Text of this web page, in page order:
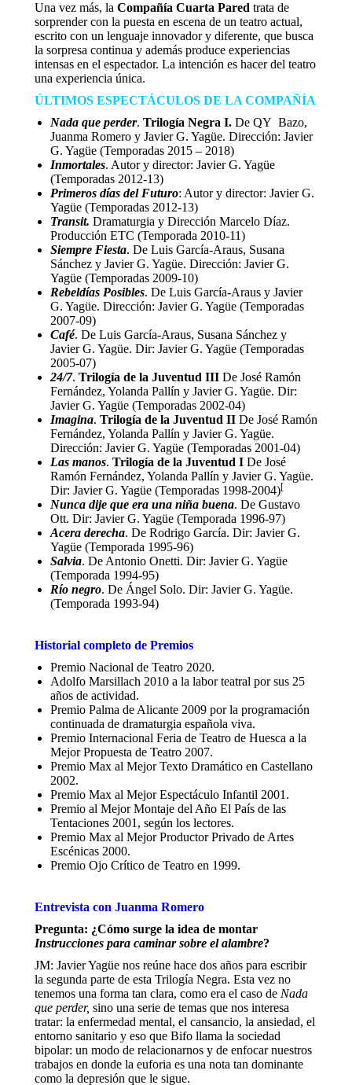
Una vez más, la Compañía Cuarta Pared trata de
sorprender con la puesta en escena de un teatro actual,
escrito con un lenguaje innovador y diferente, que busca
la sorpresa continua y además produce experiencias
intensas en el espectador. La intención es hacer del teatro
una experiencia única.
ÚLTIMOS ESPECTÁCULOS DE LA COMPAÑÍA
Nada que perder. Trilogía Negra I. De QY Bazo,
Juanma Romero y Javier G. Yagüe. Dirección: Javier
G. Yagüe (Temporadas 2015 – 2018)
Inmortales. Autor y director: Javier G. Yagüe
(Temporadas 2012-13)
Primeros días del Futuro: Autor y director: Javier G.
Yagüe (Temporadas 2012-13)
Transit. Dramaturgia y Dirección Marcelo Díaz.
Producción ETC (Temporada 2010-11)
Siempre Fiesta. De Luis García-Araus, Susana
Sánchez y Javier G. Yagüe. Dirección: Javier G.
Yagüe (Temporadas 2009-10)
Rebeldías Posibles. De Luis García-Araus y Javier
G. Yagüe. Dirección: Javier G. Yagüe (Temporadas
2007-09)
Café. De Luis García-Araus, Susana Sánchez y
Javier G. Yagüe. Dir: Javier G. Yagüe (Temporadas
2005-07)
24/7. Trilogía de la Juventud III De José Ramón
Fernández, Yolanda Pallín y Javier G. Yagüe. Dir:
Javier G. Yagüe (Temporadas 2002-04)
Imagina. Trilogía de la Juventud II De José Ramón
Fernández, Yolanda Pallín y Javier G. Yagüe.
Dirección: Javier G. Yagüe (Temporadas 2001-04)
Las manos. Trilogía de la Juventud I De José
Ramón Fernández, Yolanda Pallín y Javier G. Yagüe.
Dir: Javier G. Yagüe (Temporadas 1998-2004)[
Nunca dije que era una niña buena. De Gustavo
Ott. Dir: Javier G. Yagüe (Temporada 1996-97)
Acera derecha. De Rodrigo García. Dir: Javier G.
Yagüe (Temporada 1995-96)
Salvia. De Antonio Onetti. Dir: Javier G. Yagüe
(Temporada 1994-95)
Río negro. De Ángel Solo. Dir: Javier G. Yagüe.
(Temporada 1993-94)
Historial completo de Premios
Premio Nacional de Teatro 2020.
Adolfo Marsillach 2010 a la labor teatral por sus 25
años de actividad.
Premio Palma de Alicante 2009 por la programación
continuada de dramaturgia española viva.
Premio Internacional Feria de Teatro de Huesca a la
Mejor Propuesta de Teatro 2007.
Premio Max al Mejor Texto Dramático en Castellano
2002.
Premio Max al Mejor Espectáculo Infantil 2001.
Premio al Mejor Montaje del Año El País de las
Tentaciones 2001, según los lectores.
Premio Max al Mejor Productor Privado de Artes
Escénicas 2000.
Premio Ojo Crítico de Teatro en 1999.
Entrevista con Juanma Romero
Pregunta: ¿Cómo surge la idea de montar
Instrucciones para caminar sobre el alambre?
JM: Javier Yagüe nos reúne hace dos años para escribir
la segunda parte de esta Trilogía Negra. Esta vez no
tenemos una forma tan clara, como era el caso de Nada
que perder, sino una serie de temas que nos interesa
tratar: la enfermedad mental, el cansancio, la ansiedad, el
entorno sanitario y eso que Bifo llama la sociedad
bipolar: un modo de relacionarnos y de enfocar nuestros
trabajos en donde la euforia es una nota tan dominante
como la depresión que le sigue.